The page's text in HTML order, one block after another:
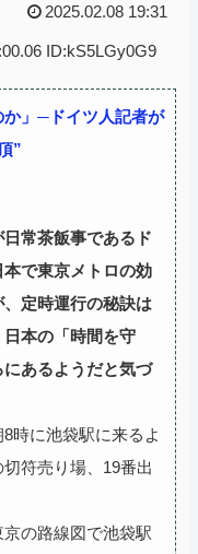
2025.02.08 19:31
ID:kS5LGy0G9
か」─ドイツ人記者が
”
常茶飯事であるド
で東京メトロの効
定時運行の秘訣は
本の「時間を守
あるようだと気づ
時に池袋駅に来るよ
符売り場、19番出
の路線図で池袋駅